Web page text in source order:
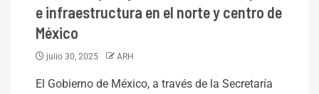
e infraestructura en el norte y centro de
México
julio 30, 2025 ARH
El Gobierno de México, a través de la Secretaría